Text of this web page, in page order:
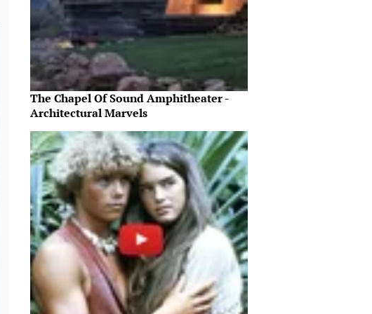
The Chapel Of Sound Amphitheater -
Architectural Marvels